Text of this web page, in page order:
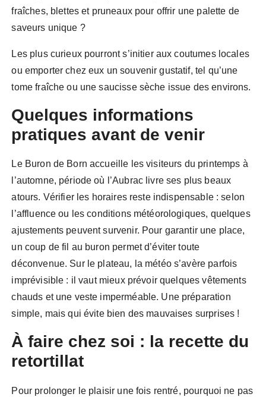
fraîches, blettes et pruneaux pour offrir une palette de
saveurs unique ?
Les plus curieux pourront s’initier aux coutumes locales
ou emporter chez eux un souvenir gustatif, tel qu’une
tome fraîche ou une saucisse sèche issue des environs.
Quelques informations
pratiques avant de venir
Le Buron de Born accueille les visiteurs du printemps à
l’automne, période où l’Aubrac livre ses plus beaux
atours. Vérifier les horaires reste indispensable : selon
l’affluence ou les conditions météorologiques, quelques
ajustements peuvent survenir. Pour garantir une place,
un coup de fil au buron permet d’éviter toute
déconvenue. Sur le plateau, la météo s’avère parfois
imprévisible : il vaut mieux prévoir quelques vêtements
chauds et une veste imperméable. Une préparation
simple, mais qui évite bien des mauvaises surprises !
À faire chez soi : la recette du
retortillat
Pour prolonger le plaisir une fois rentré, pourquoi ne pas